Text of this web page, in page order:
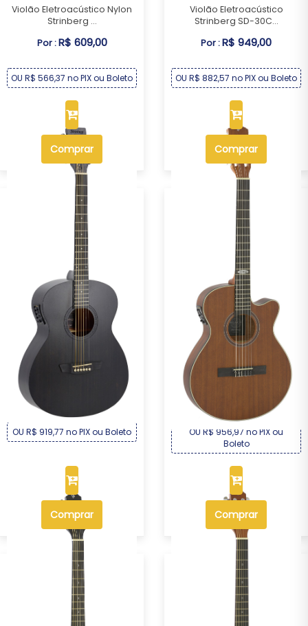
Violão Eletroacústico Nylon
Strinberg ...
Por :R$ 609,00
OU R$ 566,37 no PIX ou Boleto
Comprar
Violão Eletroacústico
Strinberg SD-30C...
Por :R$ 949,00
OU R$ 882,57 no PIX ou Boleto
Comprar
Violão Eletroacústico Aço
Strinberg Fo...
OU R$ 919,77 no PIX ou Boleto
Comprar
Violão Eletroacústico
Strinberg SL200C...
OU R$ 956,97 no PIX ou
Boleto
Comprar